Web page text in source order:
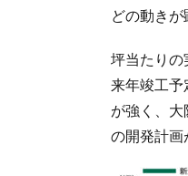
どの動きが
坪当たりの
来年竣工予
が強く、
の開発計画